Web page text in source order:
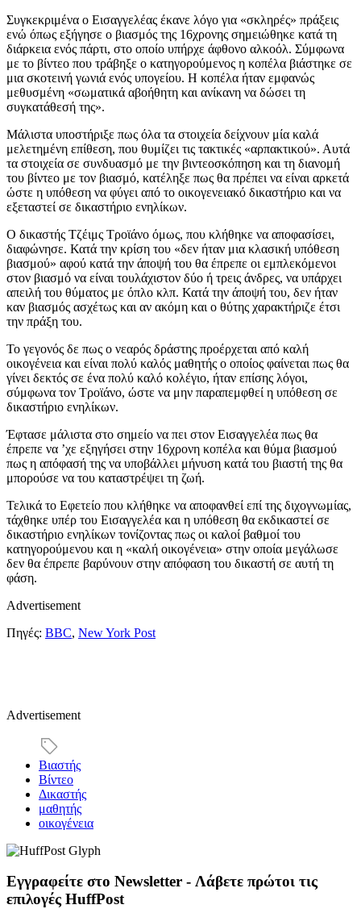
Συγκεκριμένα ο Εισαγγελέας έκανε λόγο για «σκληρές» πράξεις
ενώ όπως εξήγησε ο βιασμός της 16χρονης σημειώθηκε κατά τη
διάρκεια ενός πάρτι, στο οποίο υπήρχε άφθονο αλκοόλ. Σύμφωνα
με το βίντεο που τράβηξε ο κατηγορούμενος η κοπέλα βιάστηκε σε
μια σκοτεινή γωνιά ενός υπογείου. Η κοπέλα ήταν εμφανώς
μεθυσμένη «σωματικά αβοήθητη και ανίκανη να δώσει τη
συγκατάθεσή της».
Μάλιστα υποστήριξε πως όλα τα στοιχεία δείχνουν μία καλά
μελετημένη επίθεση, που θυμίζει τις τακτικές «αρπακτικού». Αυτά
τα στοιχεία σε συνδυασμό με την βιντεοσκόπηση και τη διανομή
του βίντεο με τον βιασμό, κατέληξε πως θα πρέπει να είναι αρκετά
ώστε η υπόθεση να φύγει από το οικογενειακό δικαστήριο και να
εξεταστεί σε δικαστήριο ενηλίκων.
Ο δικαστής Τζέιμς Τροϊάνο όμως, που κλήθηκε να αποφασίσει,
διαφώνησε. Κατά την κρίση του «δεν ήταν μια κλασική υπόθεση
βιασμού» αφού κατά την άποψή του θα έπρεπε οι εμπλεκόμενοι
στον βιασμό να είναι τουλάχιστον δύο ή τρεις άνδρες, να υπάρχει
απειλή του θύματος με όπλο κλπ. Κατά την άποψή του, δεν ήταν
καν βιασμός ασχέτως και αν ακόμη και ο θύτης χαρακτήριζε έτσι
την πράξη του.
Το γεγονός δε πως ο νεαρός δράστης προέρχεται από καλή
οικογένεια και είναι πολύ καλός μαθητής ο οποίος φαίνεται πως θα
γίνει δεκτός σε ένα πολύ καλό κολέγιο, ήταν επίσης λόγοι,
σύμφωνα τον Τροϊάνο, ώστε να μην παραπεμφθεί η υπόθεση σε
δικαστήριο ενηλίκων.
Έφτασε μάλιστα στο σημείο να πει στον Εισαγγελέα πως θα
έπρεπε να ’χε εξηγήσει στην 16χρονη κοπέλα και θύμα βιασμού
πως η απόφασή της να υποβάλλει μήνυση κατά του βιαστή της θα
μπορούσε να του καταστρέψει τη ζωή.
Τελικά το Εφετείο που κλήθηκε να αποφανθεί επί της διχογνωμίας,
τάχθηκε υπέρ του Εισαγγελέα και η υπόθεση θα εκδικαστεί σε
δικαστήριο ενηλίκων τονίζοντας πως οι καλοί βαθμοί του
κατηγορούμενου και η «καλή οικογένεια» στην οποία μεγάλωσε
δεν θα έπρεπε βαρύνουν στην απόφαση του δικαστή σε αυτή τη
φάση.
Advertisement
Πηγές: BBC, New York Post
Advertisement
Βιαστής
Βίντεο
Δικαστής
μαθητής
οικογένεια
Εγγραφείτε στο Newsletter - Λάβετε πρώτοι τις
επιλογές HuffPost